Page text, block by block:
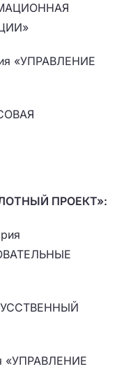
«УПРАВЛЕНИЕ
ПРОЕКТ»:
«УПРАВЛЕНИЕ